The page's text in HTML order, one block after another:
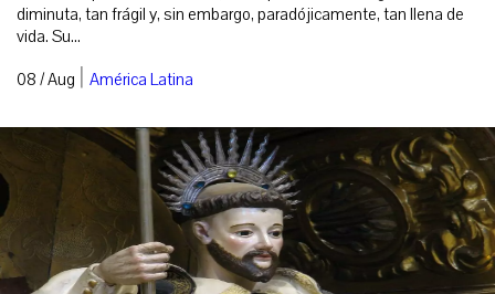
diminuta, tan frágil y, sin embargo, paradójicamente, tan llena de
vida. Su...
08 / Aug | América Latina